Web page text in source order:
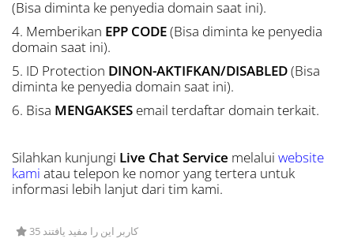
(Bisa diminta ke penyedia domain saat ini).
4. Memberikan EPP CODE(Bisa diminta ke penyedia
domain saat ini).
5. ID Protection DINON-AKTIFKAN/DISABLED(Bisa
diminta ke penyedia domain saat ini).
6. Bisa MENGAKSES email terdaftar domain terkait.
Silahkan kunjungi Live Chat Service melalui website
kami atau telepon ke nomor yang tertera untuk
informasi lebih lanjut dari tim kami.
35 کاربر این را مفید یافتند